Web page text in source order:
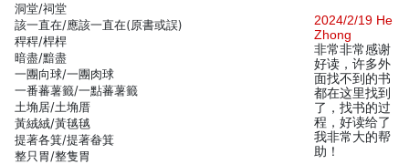
洞堂/祠堂
該一直在/應該一直在(原書或誤)
稈稈/桿桿
暗盡/黯盡
一團向球/一團肉球
一番蕃薯籤/一點蕃薯籤
土埆居/土埆厝
黃絨絨/黃毧毧
提著各箕/提著畚箕
整只胃/整隻胃
2024/2/19 He
Zhong
非常非常感谢
好读，许多外
面找不到的书
都在这里找到
了，找书的过
程，好读给了
我非常大的帮
助！